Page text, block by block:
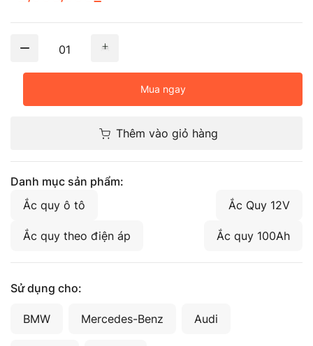
01
Mua ngay
Thêm vào giỏ hàng
Danh mục sản phẩm:
Ắc quy ô tô
Ắc Quy 12V
Ắc quy theo điện áp Ắc quy 100Ah
Sử dụng cho:
BMW Mercedes-Benz Audi